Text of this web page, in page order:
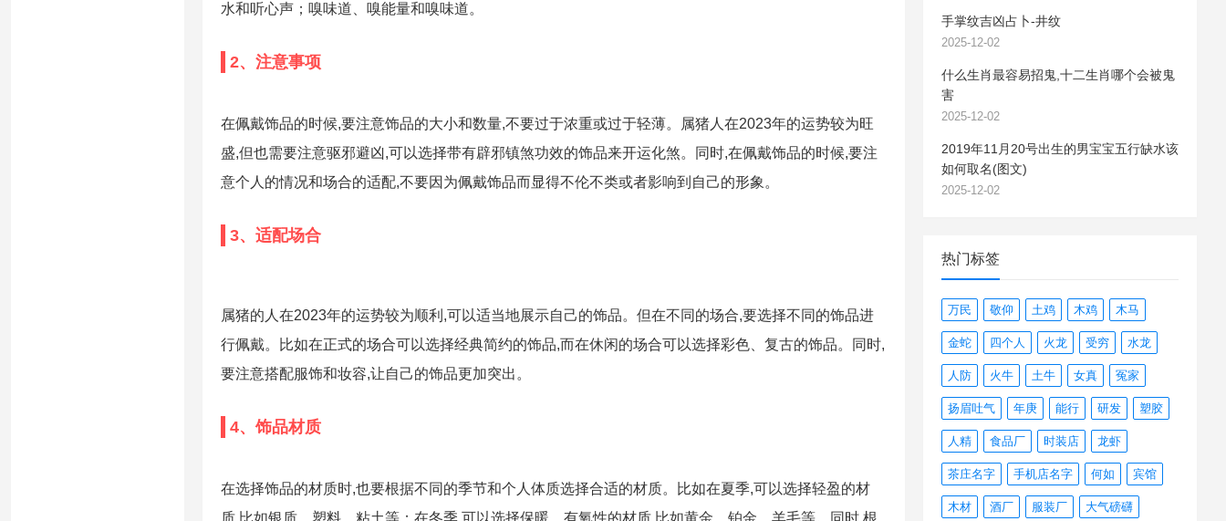
水和听心声；嗅味道、嗅能量和嗅味道。
2、注意事项
在佩戴饰品的时候,要注意饰品的大小和数量,不要过于浓重或过于轻薄。属猪人在2023年的运势较为旺
盛,但也需要注意驱邪避凶,可以选择带有辟邪镇煞功效的饰品来开运化煞。同时,在佩戴饰品的时候,要注
意个人的情况和场合的适配,不要因为佩戴饰品而显得不伦不类或者影响到自己的形象。
3、适配场合
属猪的人在2023年的运势较为顺利,可以适当地展示自己的饰品。但在不同的场合,要选择不同的饰品进
行佩戴。比如在正式的场合可以选择经典简约的饰品,而在休闲的场合可以选择彩色、复古的饰品。同时,
要注意搭配服饰和妆容,让自己的饰品更加突出。
4、饰品材质
在选择饰品的材质时,也要根据不同的季节和个人体质选择合适的材质。比如在夏季,可以选择轻盈的材
质,比如银质、塑料、粘土等；在冬季,可以选择保暖、有氧性的材质,比如黄金、铂金、羊毛等。同时,根
手掌纹吉凶占卜-井纹
2025-12-02
什么生肖最容易招鬼,十二生肖哪个会被鬼
害
2025-12-02
2019年11月20号出生的男宝宝五行缺水该
如何取名(图文)
2025-12-02
热门标签
万民 敬仰 土鸡 木鸡 木马
金蛇 四个人 火龙 受穷 水龙
人防 火牛 土牛 女真 冤家
扬眉吐气 年庚 能行 研发 塑胶
人精 食品厂 时装店 龙虾
茶庄名字 手机店名字 何如 宾馆
木材 酒厂 服装厂 大气磅礴